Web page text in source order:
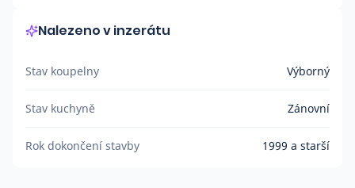
Nalezeno v inzerátu
Stav koupelny Výborný
Stav kuchyně Zánovní
Rok dokončení stavby 1999 a starší